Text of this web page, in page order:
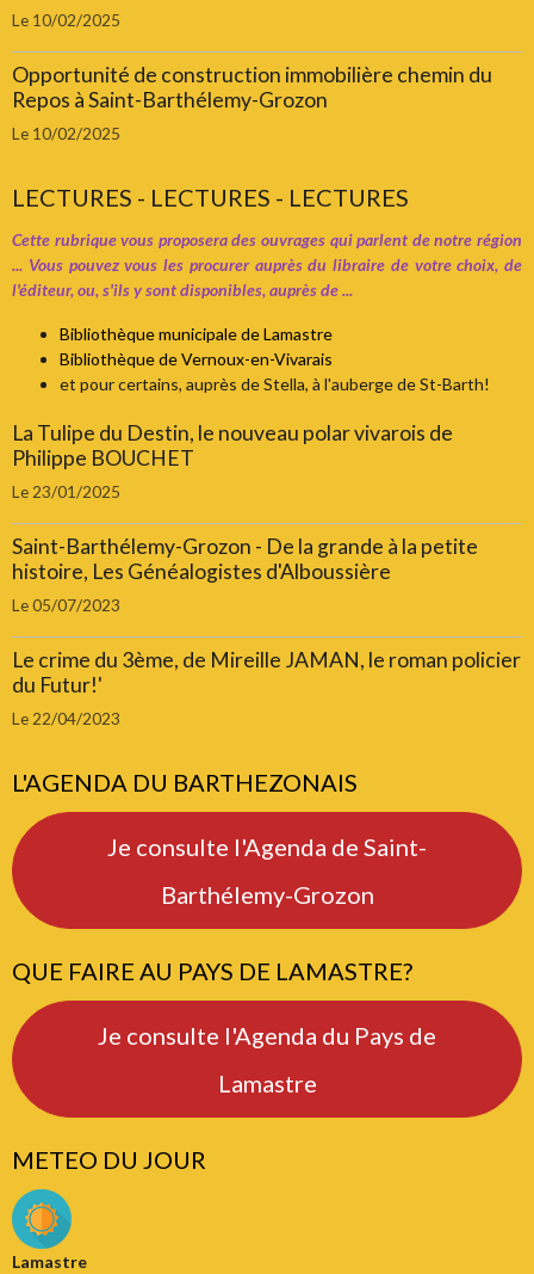
Le 10/02/2025
Opportunité de construction immobilière chemin du
Repos à Saint-Barthélemy-Grozon
Le 10/02/2025
LECTURES - LECTURES - LECTURES
Cette rubrique vous proposera des ouvrages qui parlent de notre région
... Vous pouvez vous les procurer auprès du libraire de votre choix, de
l'éditeur, ou, s'ils y sont disponibles, auprès de ...
Bibliothèque municipale de Lamastre
Bibliothèque de Vernoux-en-Vivarais
et pour certains, auprès de Stella, à l'auberge de St-Barth!
La Tulipe du Destin, le nouveau polar vivarois de
Philippe BOUCHET
Le 23/01/2025
Saint-Barthélemy-Grozon - De la grande à la petite
histoire, Les Généalogistes d'Alboussière
Le 05/07/2023
Le crime du 3ème, de Mireille JAMAN, le roman policier
du Futur!'
Le 22/04/2023
L'AGENDA DU BARTHEZONAIS
Je consulte l'Agenda de Saint-
Barthélemy-Grozon
QUE FAIRE AU PAYS DE LAMASTRE?
Je consulte l'Agenda du Pays de
Lamastre
METEO DU JOUR
Lamastre